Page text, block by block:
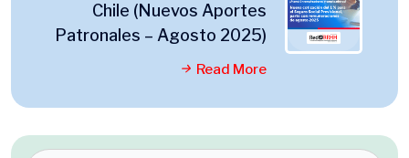
Chile (Nuevos Aportes
Patronales – Agosto 2025)
Read More